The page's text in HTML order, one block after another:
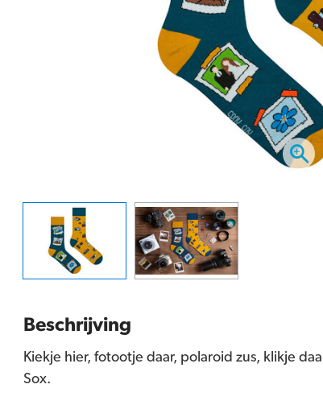
Beschrijving
Kiekje hier, fotootje daar, polaroid zus, klikje
Sox.